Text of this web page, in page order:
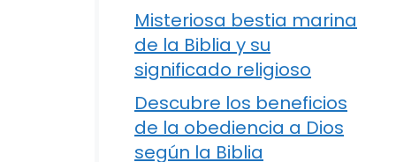
Misteriosa bestia marina
de la Biblia y su
significado religioso
Descubre los beneficios
de la obediencia a Dios
según la Biblia